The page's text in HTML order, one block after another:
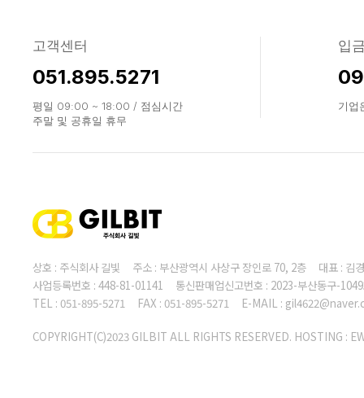
고객센터
051.895.5271
평일 09:00 ~ 18:00 / 점심시간
주말 및 공휴일 휴무
입
기업
상호 : 주식회사 길빛 주소 : 부산광역시 사상구 장인로 70, 2층 대표 : 김
사업등록번호 : 448-81-01141 통신판매업신고번호 : 2023-부산동구-
TEL : 051-895-5271 FAX : 051-895-5271 E-MAIL :
COPYRIGHT(C)2023 GILBIT ALL RIGHTS RESERVED. HOSTING :